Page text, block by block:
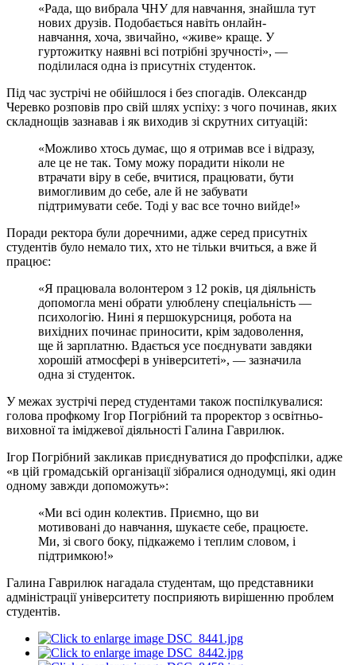
«Рада, що вибрала ЧНУ для навчання, знайшла тут
нових друзів. Подобається навіть онлайн-
навчання, хоча, звичайно, «живе» краще. У
гуртожитку наявні всі потрібні зручності», —
поділилася одна із присутніх студенток.
Під час зустрічі не обійшлося і без спогадів. Олександр
Черевко розповів про свій шлях успіху: з чого починав, яких
складнощів зазнавав і як виходив зі скрутних ситуацій:
«Можливо хтось думає, що я отримав все і відразу,
але це не так. Тому можу порадити ніколи не
втрачати віру в себе, вчитися, працювати, бути
вимогливим до себе, але й не забувати
підтримувати себе. Тоді у вас все точно вийде!»
Поради ректора були доречними, адже серед присутніх
студентів було немало тих, хто не тільки вчиться, а вже й
працює:
«Я працювала волонтером з 12 років, ця діяльність
допомогла мені обрати улюблену спеціальність —
психологію. Нині я першокурсниця, робота на
вихідних починає приносити, крім задоволення,
ще й зарплатню. Вдається усе поєднувати завдяки
хорошій атмосфері в університеті», — зазначила
одна зі студенток.
У межах зустрічі перед студентами також поспілкувалися:
голова профкому Ігор Погрібний та проректор з освітньо-
виховної та іміджевої діяльності Галина Гаврилюк.
Ігор Погрібний закликав приєднуватися до профспілки, адже
«в цій громадській організації зібралися однодумці, які один
одному завжди допоможуть»:
«Ми всі один колектив. Приємно, що ви
мотивовані до навчання, шукаєте себе, працюєте.
Ми, зі свого боку, підкажемо і теплим словом, і
підтримкою!»
Галина Гаврилюк нагадала студентам, що представники
адміністрації університету посприяють вирішенню проблем
студентів.